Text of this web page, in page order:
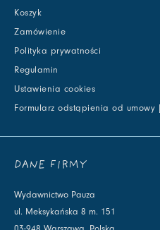
Koszyk
Zamówienie
Polityka prywatności
Regulamin
Ustawienia cookies
Formularz odstąpienia od umowy
DANE FIRMY
Wydawnictwo Pauza
ul. Meksykańska 8 m. 151